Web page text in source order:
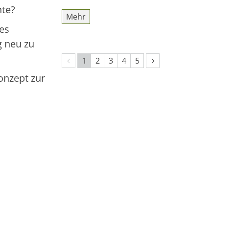
neu zu
zur
Mehr
Vorherige Seite
1 2 3 4 5 Nächste Seite